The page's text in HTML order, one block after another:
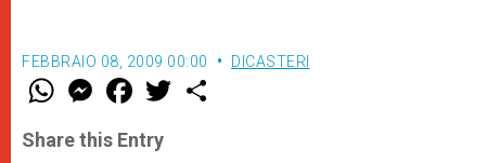
FEBBRAIO 08, 2009 00:00 DICASTERI
W
t
s
M
e
s
e
F
a
e
b
w
Share this Entry